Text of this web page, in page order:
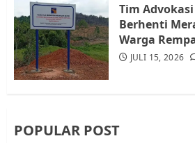
Tim
Berhenti
Warga
JULI 15, 2026
POPULAR POST
5
Resahkan
JULI 17, 2026
1